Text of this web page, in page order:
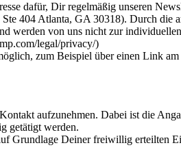
dafür, Dir regelmäßig unseren
404 Atlanta, GA 30318). Durch
werden von uns nicht zur
legal/privacy/)
zum Beispiel über einen Link
aufzunehmen. Dabei ist die
getätigt werden.
Grundlage Deiner freiwillig erteilten